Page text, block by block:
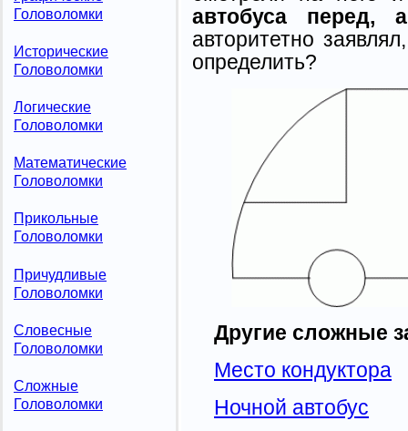
Головоломки
Исторические
Головоломки
Логические
Головоломки
Математические
Головоломки
Прикольные
Головоломки
Причудливые
Головоломки
Словесные
Головоломки
Сложные
Головоломки
автобуса перед,
авторитетно
определить?
Другие сложные
Место кондуктора
Ночной автобус